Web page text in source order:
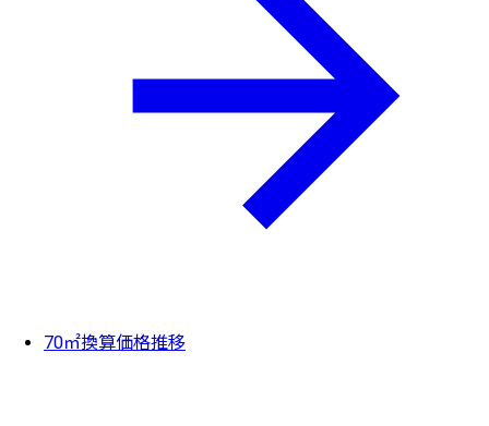
70㎡換算価格推移